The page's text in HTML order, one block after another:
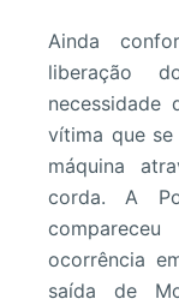
Ainda
liberação
vítima que
máquina
corda. A
ocorrência
saída de